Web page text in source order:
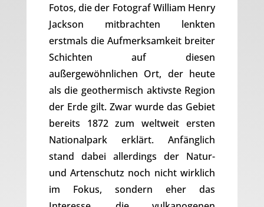
Fotos, die der Fotograf William Henry
Jackson mitbrachten lenkten
erstmals die Aufmerksamkeit breiter
Schichten auf diesen
außergewöhnlichen Ort, der heute
als die geothermisch aktivste Region
der Erde gilt. Zwar wurde das Gebiet
bereits 1872 zum weltweit ersten
Nationalpark erklärt. Anfänglich
stand dabei allerdings der Natur-
und Artenschutz noch nicht wirklich
im Fokus, sondern eher das